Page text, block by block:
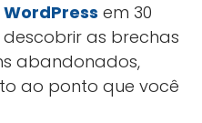
WordPress em 30
as brechas
abandonados,
ao ponto que você